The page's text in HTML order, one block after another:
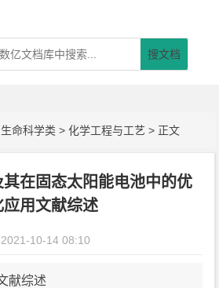
搜文档
命科学类 >化学工程与工艺 > 正文
在固态太阳能电池中的优
应用文献综述
10-14 08:10
献综述